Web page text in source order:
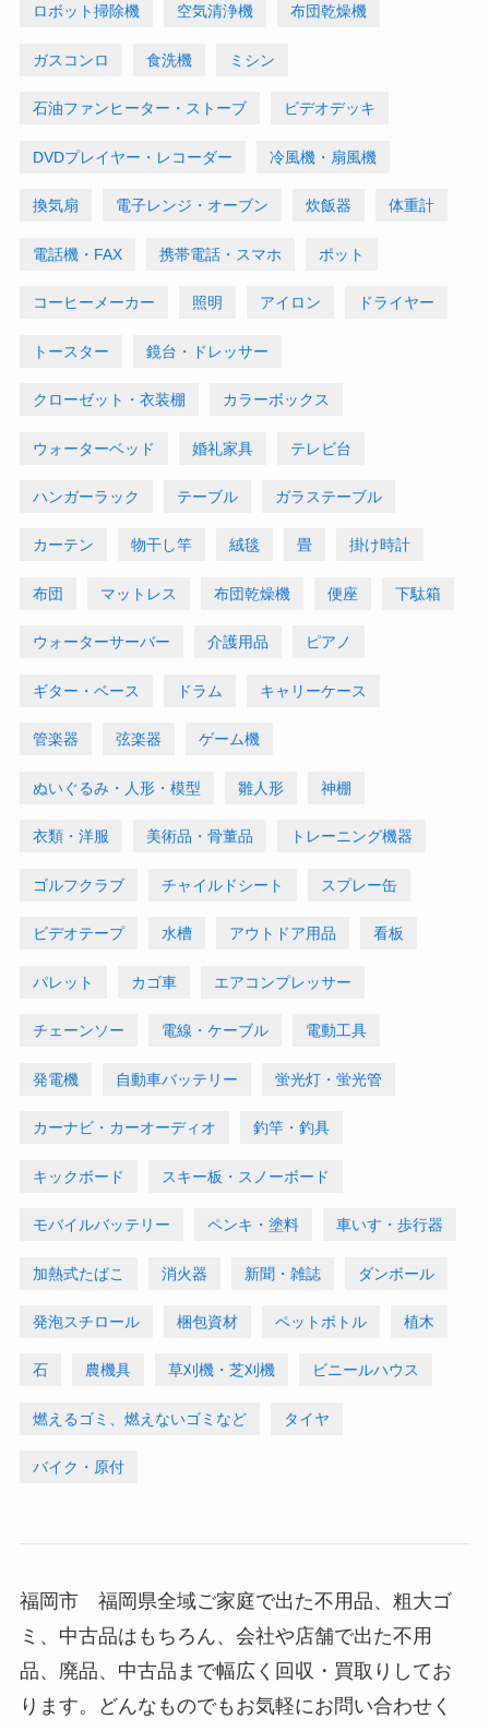
ロボット掃除機 空気清浄機 布団乾燥機
ガスコンロ 食洗機 ミシン
石油ファンヒーター・ストーブ ビデオデッキ
DVDプレイヤー・レコーダー 冷風機・扇風機
換気扇 電子レンジ・オーブン 炊飯器 体重計
電話機・FAX 携帯電話・スマホ ポット
コーヒーメーカー 照明 アイロン ドライヤー
トースター 鏡台・ドレッサー
クローゼット・衣装棚 カラーボックス
ウォーターベッド 婚礼家具 テレビ台
ハンガーラック テーブル ガラステーブル
カーテン 物干し竿 絨毯 畳 掛け時計
布団 マットレス 布団乾燥機 便座 下駄箱
ウォーターサーバー 介護用品 ピアノ
ギター・ベース ドラム キャリーケース
管楽器 弦楽器 ゲーム機
ぬいぐるみ・人形・模型 雛人形 神棚
衣類・洋服 美術品・骨董品 トレーニング機器
ゴルフクラブ チャイルドシート スプレー缶
ビデオテープ 水槽 アウトドア用品 看板
パレット カゴ車 エアコンプレッサー
チェーンソー 電線・ケーブル 電動工具
発電機 自動車バッテリー 蛍光灯・蛍光管
カーナビ・カーオーディオ 釣竿・釣具
キックボード スキー板・スノーボード
モバイルバッテリー ペンキ・塗料 車いす・歩行器
加熱式たばこ 消火器 新聞・雑誌 ダンボール
発泡スチロール 梱包資材 ペットボトル 植木
石 農機具 草刈機・芝刈機 ビニールハウス
燃えるゴミ、燃えないゴミなど タイヤ
バイク・原付
福岡市 福岡県全域ご家庭で出た不用品、粗大ゴ
ミ、中古品はもちろん、会社や店舗で出た不用
品、廃品、中古品まで幅広く回収・買取りしてお
ります。どんなものでもお気軽にお問い合わせく